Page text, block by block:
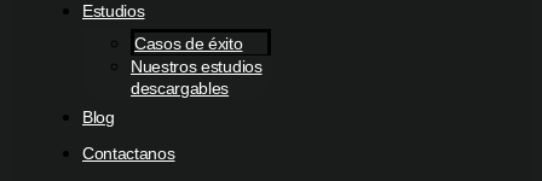
Estudios
Casos de éxito
Nuestros estudios
descargables
Blog
Contactanos